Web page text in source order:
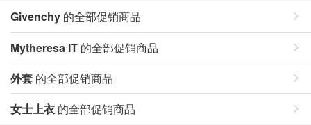
Givenchy 的全部促销商品
Mytheresa IT 的全部促销商品
外套 的全部促销商品
女士上衣 的全部促销商品